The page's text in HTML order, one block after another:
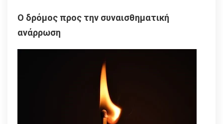
Ο δρόμος προς την συναισθηματική
ανάρρωση